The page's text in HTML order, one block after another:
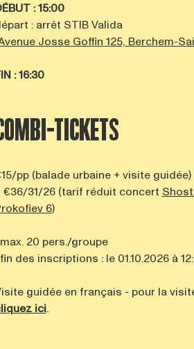
: 15:00
: arrêt STIB Valida
Josse Goffin 125, Berchem-
: 16:30
TICKETS
pp (balade urbaine + visite guidée)
€36/31/26 (tarif réduit concert
6)
max. 20 pers./groupe
fin des inscriptions : le 01.10.2026 à
guidée en français - pour la
ici.